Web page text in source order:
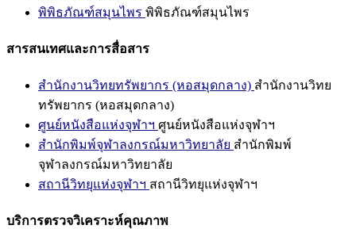
พิพิธภัณฑ์สมุนไพร พิพิธภัณฑ์สมุนไพร
สารสนเทศและการสื่อสาร
สำนักงานวิทยทรัพยากร (หอสมุดกลาง) สำนักงานวิทย
ทรัพยากร (หอสมุดกลาง)
ศูนย์หนังสือแห่งจุฬาฯ ศูนย์หนังสือแห่งจุฬาฯ
สำนักพิมพ์จุฬาลงกรณ์มหาวิทยาลัย สำนักพิมพ์
จุฬาลงกรณ์มหาวิทยาลัย
สถานีวิทยุแห่งจุฬาฯ สถานีวิทยุแห่งจุฬาฯ
บริการตรวจวิเคราะห์คุณภาพ